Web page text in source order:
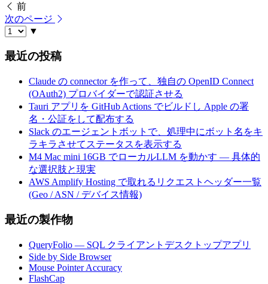
前
次のページ
▼
最近の投稿
Claude の connector を作って、独自の OpenID Connect
(OAuth2) プロバイダーで認証させる
Tauri アプリを GitHub Actions でビルドし Apple の署
名・公証をして配布する
Slack のエージェントボットで、処理中にボット名をキ
ラキラさせてステータスを表示する
M4 Mac mini 16GB でローカルLLM を動かす — 具体的
な選択肢と現実
AWS Amplify Hosting で取れるリクエストヘッダー一覧
(Geo / ASN / デバイス情報)
最近の製作物
QueryFolio — SQL クライアントデスクトップアプリ
Side by Side Browser
Mouse Pointer Accuracy
FlashCap